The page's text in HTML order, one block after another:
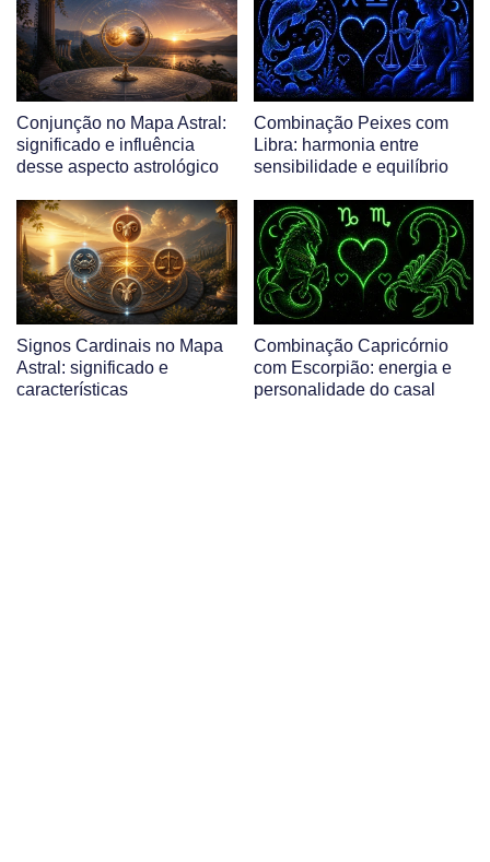
Conjunção no Mapa Astral:
significado e influência
desse aspecto astrológico
Combinação Peixes com
Libra: harmonia entre
sensibilidade e equilíbrio
Signos Cardinais no Mapa
Astral: significado e
características
Combinação Capricórnio
com Escorpião: energia e
personalidade do casal